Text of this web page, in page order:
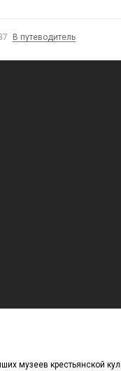
В путеводитель
музеев крестьянской